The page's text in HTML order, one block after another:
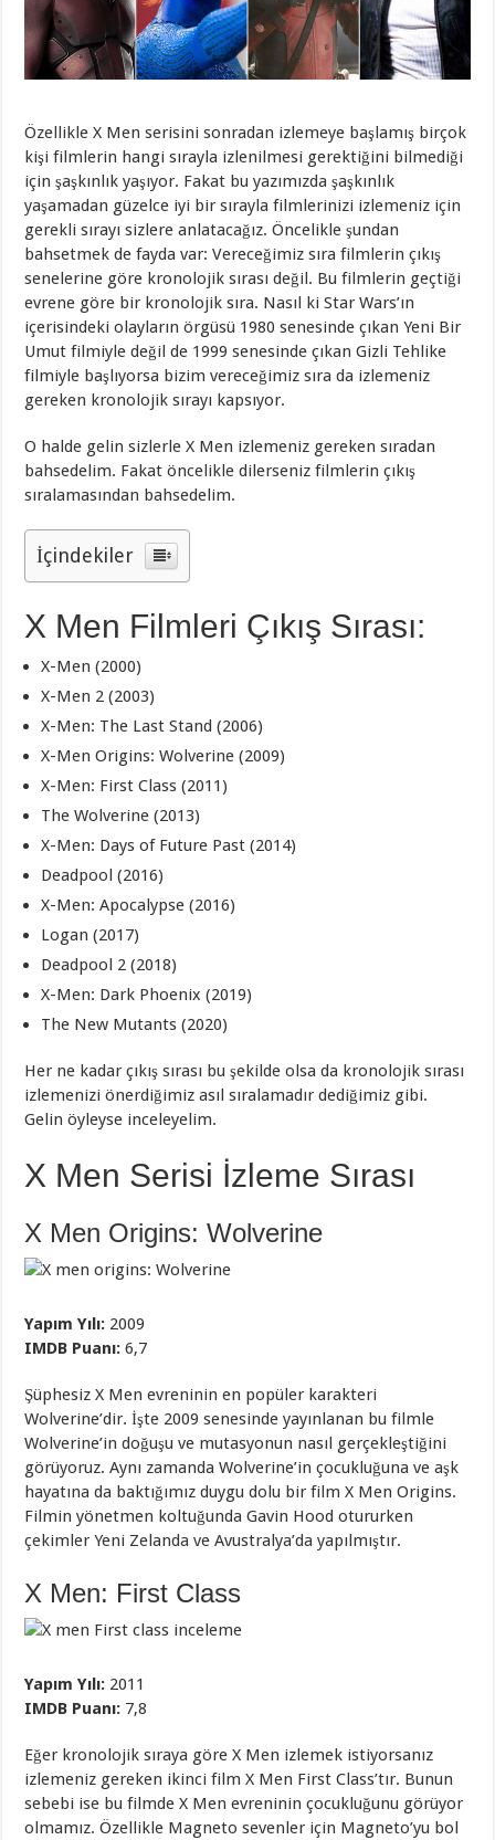
Özellikle X Men serisini sonradan izlemeye başlamış birçok
kişi filmlerin hangi sırayla izlenilmesi gerektiğini bilmediği
için şaşkınlık yaşıyor. Fakat bu yazımızda şaşkınlık
yaşamadan güzelce iyi bir sırayla filmlerinizi izlemeniz için
gerekli sırayı sizlere anlatacağız. Öncelikle şundan
bahsetmek de fayda var: Vereceğimiz sıra filmlerin çıkış
senelerine göre kronolojik sırası değil. Bu filmlerin geçtiği
evrene göre bir kronolojik sıra. Nasıl ki Star Wars’ın
içerisindeki olayların örgüsü 1980 senesinde çıkan Yeni Bir
Umut filmiyle değil de 1999 senesinde çıkan Gizli Tehlike
filmiyle başlıyorsa bizim vereceğimiz sıra da izlemeniz
gereken kronolojik sırayı kapsıyor.
O halde gelin sizlerle X Men izlemeniz gereken sıradan
bahsedelim. Fakat öncelikle dilerseniz filmlerin çıkış
sıralamasından bahsedelim.
İçindekiler
X Men Filmleri Çıkış Sırası:
X-Men (2000)
X-Men 2 (2003)
X-Men: The Last Stand (2006)
X-Men Origins: Wolverine (2009)
X-Men: First Class (2011)
The Wolverine (2013)
X-Men: Days of Future Past (2014)
Deadpool (2016)
X-Men: Apocalypse (2016)
Logan (2017)
Deadpool 2 (2018)
X-Men: Dark Phoenix (2019)
The New Mutants (2020)
Her ne kadar çıkış sırası bu şekilde olsa da kronolojik sırası
izlemenizi önerdiğimiz asıl sıralamadır dediğimiz gibi.
Gelin öyleyse inceleyelim.
X Men Serisi İzleme Sırası
X Men Origins: Wolverine
Yapım Yılı: 2009
IMDB Puanı: 6,7
Şüphesiz X Men evreninin en popüler karakteri
Wolverine’dir. İşte 2009 senesinde yayınlanan bu filmle
Wolverine’in doğuşu ve mutasyonun nasıl gerçekleştiğini
görüyoruz. Aynı zamanda Wolverine’in çocukluğuna ve aşk
hayatına da baktığımız duygu dolu bir film X Men Origins.
Filmin yönetmen koltuğunda Gavin Hood otururken
çekimler Yeni Zelanda ve Avustralya’da yapılmıştır.
X Men: First Class
Yapım Yılı: 2011
IMDB Puanı: 7,8
Eğer kronolojik sıraya göre X Men izlemek istiyorsanız
izlemeniz gereken ikinci film X Men First Class’tır. Bunun
sebebi ise bu filmde X Men evreninin çocukluğunu görüyor
olmamız. Özellikle Magneto sevenler için Magneto’yu bol